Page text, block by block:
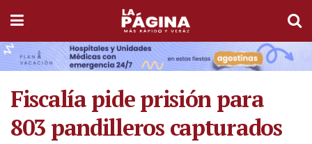
Fiscalía pide prisión para
803 pandilleros capturados